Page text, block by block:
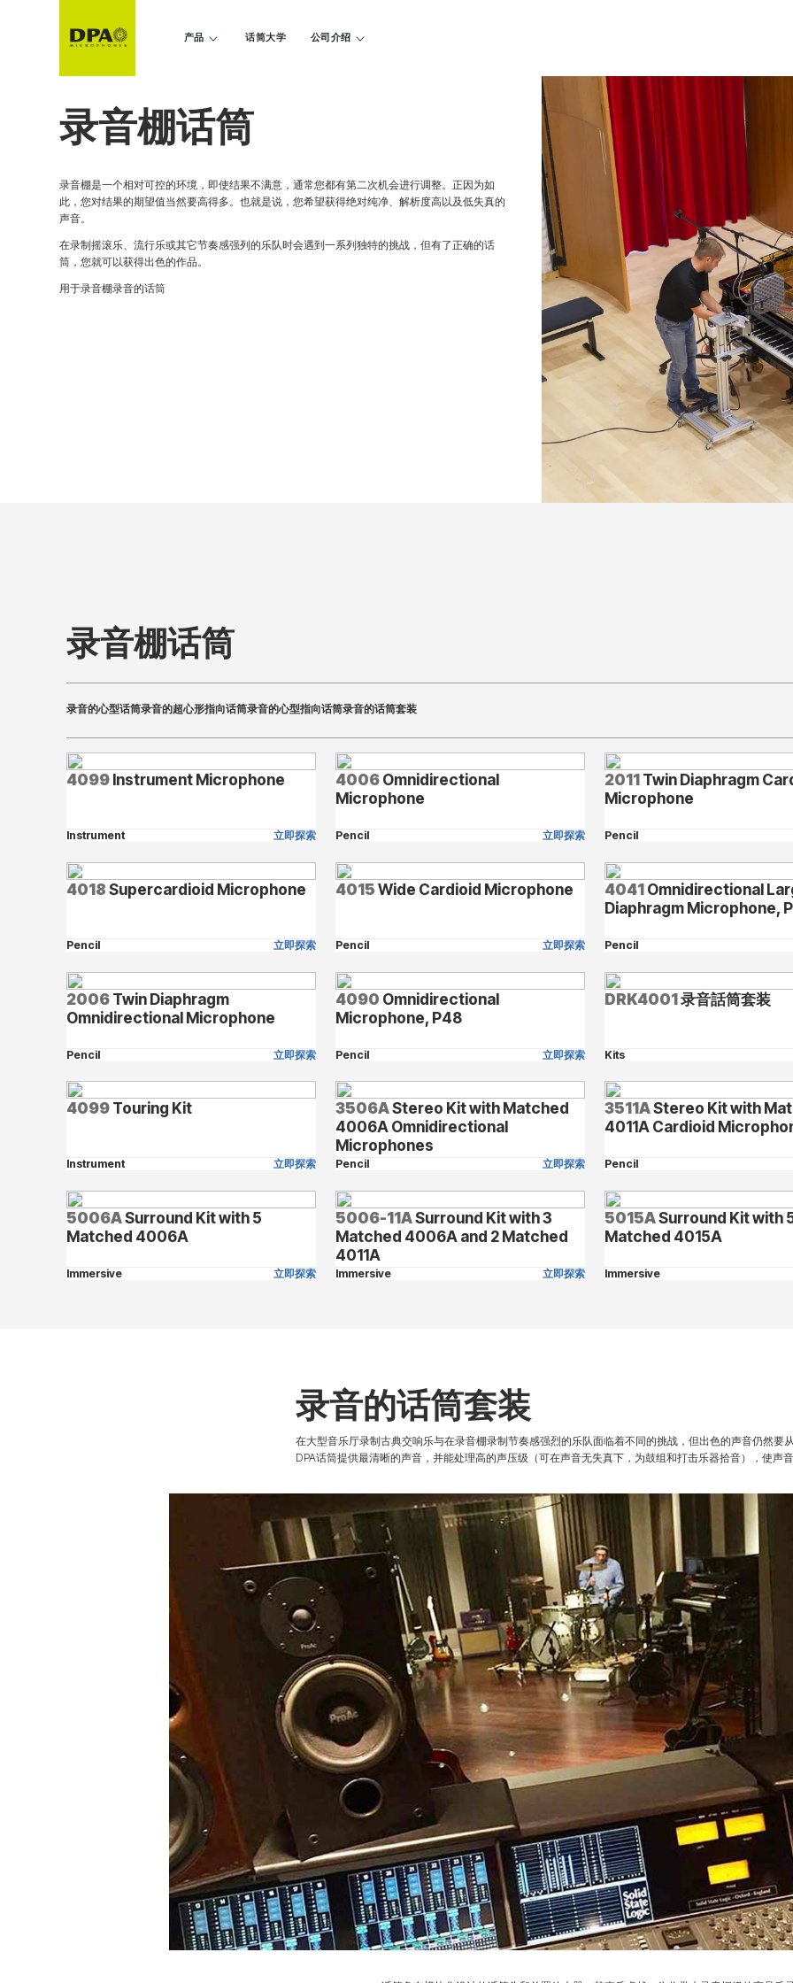
产品 话筒大学 公司介绍
录音棚话筒
录音棚是一个相对可控的环境，即使结果不满意，通常您都有第二次机会进行调整。正因为如
此，您对结果的期望值当然要高得多。也就是说，您希望获得绝对纯净、解析度高以及低失真的
声音。
在录制摇滚乐、流行乐或其它节奏感强列的乐队时会遇到一系列独特的挑战，但有了正确的话
筒，您就可以获得出色的作品。
用于录音棚录音的话筒
录音棚话筒
录音的心型话筒录音的超心形指向话筒录音的心型指向话筒录音的话筒套装
4099Instrument Microphone
Instrument 立即探索
4006Omnidirectional
Microphone
Pencil 立即探索
2011Twin Diaphragm
Microphone
Pencil
4018Supercardioid Microphone
Pencil 立即探索
4015Wide Cardioid Microphone
Pencil 立即探索
4041Omnidirectional
Diaphragm Microphone,
Pencil
2006Twin Diaphragm
Omnidirectional Microphone
Pencil 立即探索
4090 Omnidirectional
Microphone, P48
Pencil 立即探索
DRK4001录音話筒套装
Kits
4099Touring Kit
Instrument 立即探索
3506AStereo Kit with Matched
4006A Omnidirectional
Microphones
Pencil 立即探索
3511AStereo Kit with
4011A Cardioid
Pencil
5006ASurround Kit with 5
Matched 4006A
Immersive 立即探索
5006-11ASurround Kit with 3
Matched 4006A and 2 Matched
4011A
Immersive 立即探索
5015ASurround Kit with
Matched 4015A
Immersive
录音的话筒套装
在大型音乐厅录制古典交响乐与在录音棚录制节奏感强烈的乐队面临着不同的挑战，但出色的声音仍然要
DPA话筒提供最清晰的声音，并能处理高的声压级（可在声音无失真下，为鼓组和打击乐器拾音），使声